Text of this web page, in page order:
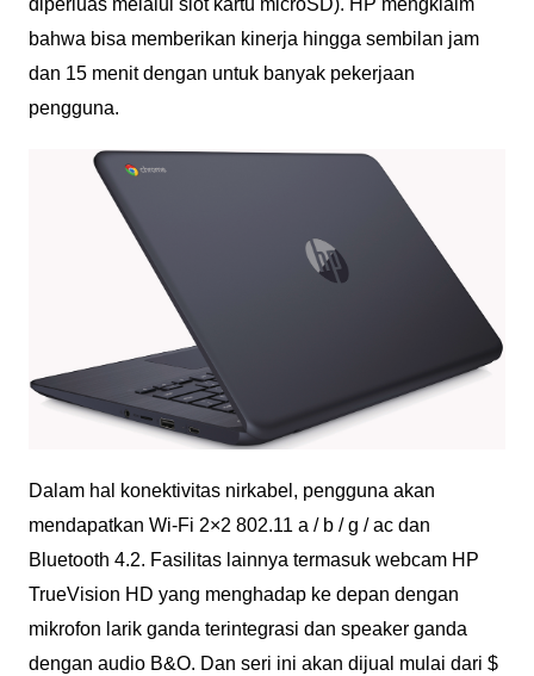
bahwa bisa memberikan kinerja hingga sembilan jam
dan 15 menit dengan untuk banyak pekerjaan
pengguna.
Dalam hal konektivitas nirkabel, pengguna akan
mendapatkan Wi-Fi 2×2 802.11 a / b / g / ac dan
Bluetooth 4.2. Fasilitas lainnya termasuk webcam HP
TrueVision HD yang menghadap ke depan dengan
mikrofon larik ganda terintegrasi dan speaker ganda
dengan audio B&O. Dan seri ini akan dijual mulai dari $